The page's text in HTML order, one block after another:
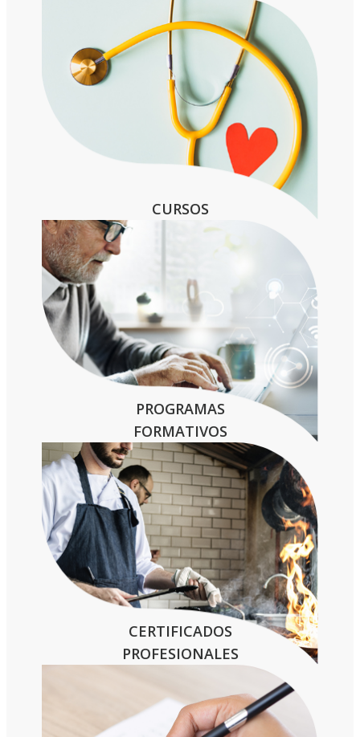
CURSOS
PROGRAMAS
FORMATIVOS
CERTIFICADOS
PROFESIONALES